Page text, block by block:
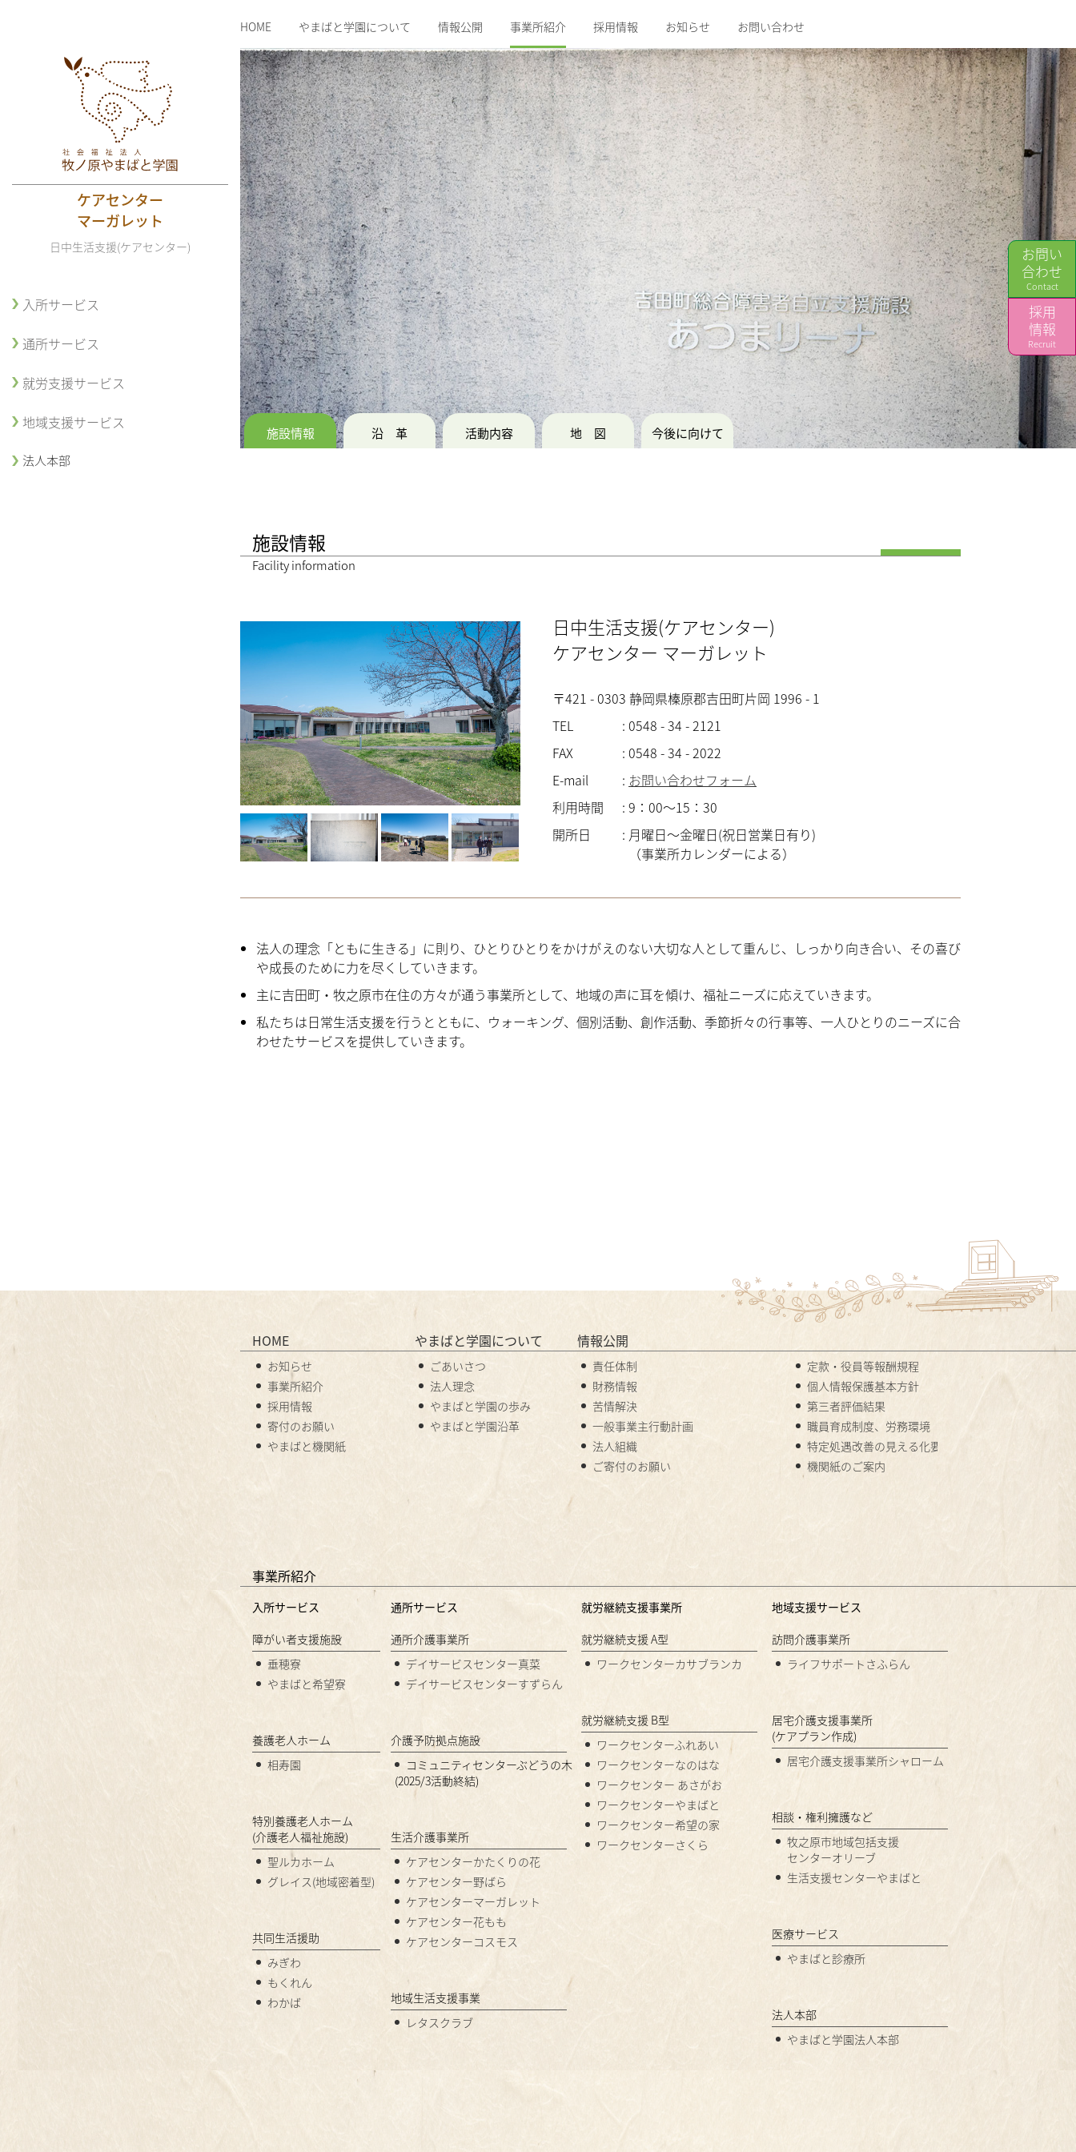
ケアセンター
マーガレット
日中生活支援(ケアセンター)
入所サービス
通所サービス
就労支援サービス
地域支援サービス
法人本部
お問い
合わせ
Contact
採用
情報
Recruit
HOME やまばと学園について 情報公開 事業所紹介 採用情報 お知らせ お問い合わせ
施設情報 沿革 活動内容 地図 今後に向けて
施設情報
Facility information
日中生活支援(ケアセンター)
ケアセンター マーガレット
〒421 - 0303 静岡県榛原郡吉田町片岡 1996 - 1
TEL
: 0548 - 34 - 2121
FAX
: 0548 - 34 - 2022
E-mail
: お問い合わせフォーム
利用時間
: 9：00～15：30
開所日
: 月曜日～金曜日(祝日営業日有り)
（事業所カレンダーによる）
法人の理念「ともに生きる」に則り、ひとりひとりをかけがえのない大切な人として重んじ、しっかり向き合い、その喜び
や成長のために力を尽くしていきます。
主に吉田町・牧之原市在住の方々が通う事業所として、地域の声に耳を傾け、福祉ニーズに応えていきます。
私たちは日常生活支援を行うとともに、ウォーキング、個別活動、創作活動、季節折々の行事等、一人ひとりのニーズに合
わせたサービスを提供していきます。
HOME
お知らせ
事業所紹介
採用情報
寄付のお願い
やまばと機関紙
やまばと学園について
ごあいさつ
法人理念
やまばと学園の歩み
やまばと学園沿革
情報公開
責任体制
定款・役員等報酬規程
財務情報
個人情報保護基本方針
苦情解決
第三者評価結果
一般事業主行動計画
職員育成制度、労務環境
法人組織
特定処遇改善の見える化要件
ご寄付のお願い
機関紙のご案内
事業所紹介
入所サービス
障がい者支援施設
垂穂寮
やまばと希望寮
養護老人ホーム
相寿園
特別養護老人ホーム
(介護老人福祉施設)
聖ルカホーム
グレイス(地域密着型)
共同生活援助
みぎわ
もくれん
わかば
通所サービス
通所介護事業所
デイサービスセンター真菜
デイサービスセンターすずらん
介護予防拠点施設
コミュニティセンターぶどうの木
(2025/3活動終結)
生活介護事業所
ケアセンターかたくりの花
ケアセンター野ばら
ケアセンターマーガレット
ケアセンター花もも
ケアセンターコスモス
地域生活支援事業
レタスクラブ
就労継続支援事業所
就労継続支援 A型
ワークセンターカサブランカ
就労継続支援 B型
ワークセンターふれあい
ワークセンターなのはな
ワークセンター あさがお
ワークセンターやまばと
ワークセンター希望の家
ワークセンターさくら
地域支援サービス
訪問介護事業所
ライフサポートさふらん
居宅介護支援事業所
(ケアプラン作成)
居宅介護支援事業所シャローム
相談・権利擁護など
牧之原市地域包括支援
センターオリーブ
生活支援センターやまばと
医療サービス
やまばと診療所
法人本部
やまばと学園法人本部